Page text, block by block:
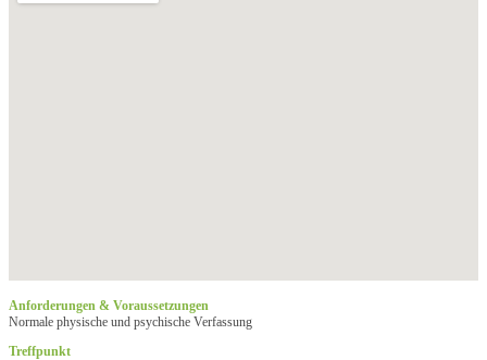
Anforderungen & Voraussetzungen
Normale physische und psychische Verfassung
Treffpunkt